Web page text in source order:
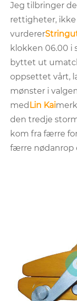
Jeg tilbringer
rettigheter, ikke
vurderer
klokken 06.00 i
byttet ut
oppsettet vårt,
mønster i
med Lin Kai
den tredje
kom fra færre
færre nødanrop